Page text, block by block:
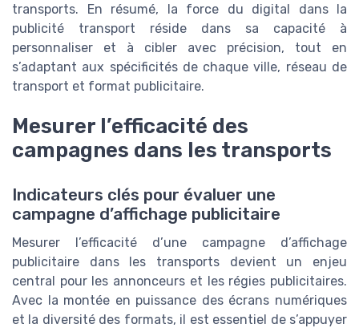
transports. En résumé, la force du digital dans la
publicité transport réside dans sa capacité à
personnaliser et à cibler avec précision, tout en
s’adaptant aux spécificités de chaque ville, réseau de
transport et format publicitaire.
Mesurer l’efficacité des
campagnes dans les transports
Indicateurs clés pour évaluer une
campagne d’affichage publicitaire
Mesurer l’efficacité d’une campagne d’affichage
publicitaire dans les transports devient un enjeu
central pour les annonceurs et les régies publicitaires.
Avec la montée en puissance des écrans numériques
et la diversité des formats, il est essentiel de s’appuyer